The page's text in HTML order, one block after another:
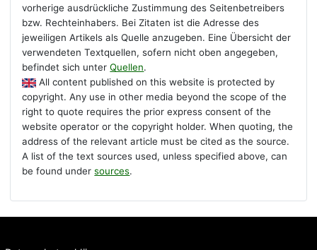
vorherige ausdrückliche Zustimmung des Seitenbetreibers
bzw. Rechteinhabers. Bei Zitaten ist die Adresse des
jeweiligen Artikels als Quelle anzugeben. Eine Übersicht der
verwendeten Textquellen, sofern nicht oben angegeben,
befindet sich unterQuellen.
All content published on this website is protected by
copyright. Any use in other media beyond the scope of the
right to quote requires the prior express consent of the
website operator or the copyright holder. When quoting, the
address of the relevant article must be cited as the source.
A list of the text sources used, unless specified above, can
be found undersources.